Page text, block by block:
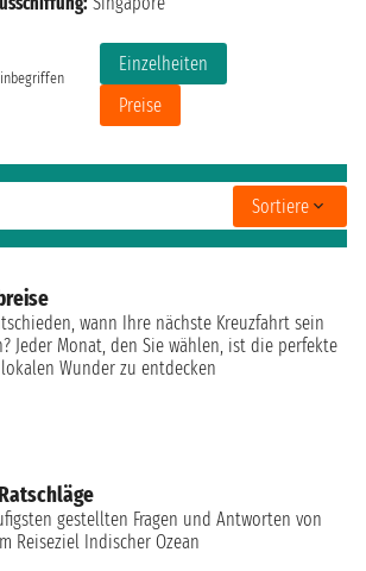
Einzelheiten
Preise
Sortiere
wann Ihre nächste Kreuzfahrt sein
Jeder Monat, den Sie wählen, ist die perfekte
Wunder zu entdecken
gestellten Fragen und Antworten von
Reiseziel Indischer Ozean